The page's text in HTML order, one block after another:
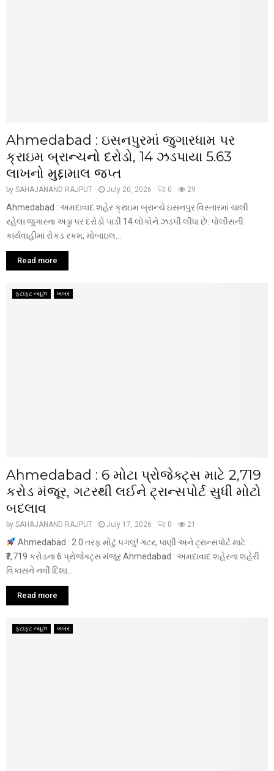
Ahmedabad : ઇસનપુરમાં જુગારધામ પર
ક્રાઇમ બ્રાન્ચનો દરોડો, 14 ઝડપાયા ₹5.63
લાખનો મુદ્દામાલ જપ્ત
by SAHAJANAND RAJPUT July 20, 2026 0 29
Ahmedabad : અમદાવાદ શહેર ક્રાઇમ બ્રાન્ચે ઇસનપુર વિસ્તારમાં ચાલી
રહેલા જુગારના અડ્ડા પર દરોડો પાડી 14 લોકોને ઝડપી લીધા છે. પોલીસની
કાર્યવાહીમાં રોકડ રકમ, મોબાઇલ...
Read more
ફટાફટ ન્યૂઝ ખબર
Ahmedabad : 6 મોટા પ્રોજેક્ટ્સ માટે ₹2,719
કરોડ મંજૂર, ગટરથી લઈને ટ્રાન્સપોર્ટ સુધી મોટો
બદલાવ
by SAHAJANAND RAJPUT July 17, 2026 0 21
Ahmedabad : 2.0 તરફ મોટું પગલું! ગટર, પાણી અને ટ્રાન્સપોર્ટ માટે
₹2,719 કરોડના 6 પ્રોજેક્ટ્સ મંજૂર Ahmedabad : અમદાવાદ શહેરના શહેરી
વિકાસને નવી દિશા...
Read more
ફટાફટ ન્યૂઝ ખબર